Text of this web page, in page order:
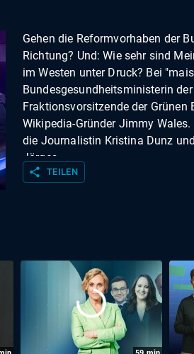
Gehen die Reformvorhaben der
Richtung? Und: Wie sehr sind
im Westen unter Druck? Bei
Bundesgesundheitsministerin
Fraktionsvorsitzende der Grünen
Wikipedia-Gründer Jimmy
die Journalistin Kristina Dunz
Jörges.
share TEILEN